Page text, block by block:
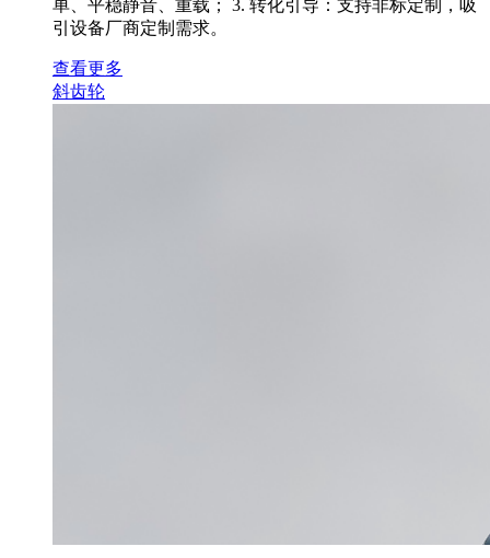
单、平稳静音、重载； 3. 转化引导：支持非标定制，吸
引设备厂商定制需求。
查看更多
斜齿轮